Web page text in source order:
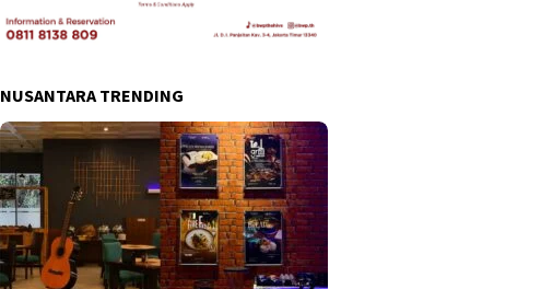
NUSANTARA TRENDING